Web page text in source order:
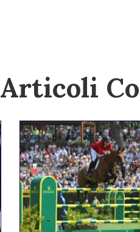
Articoli